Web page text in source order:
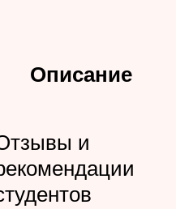
Описание
и